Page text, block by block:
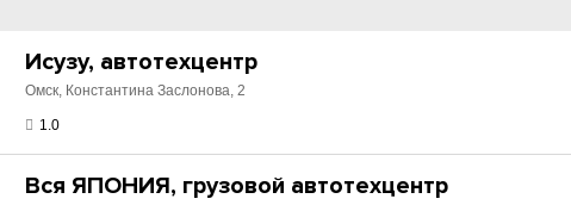
Исузу, автотехцентр
Омск, Константина Заслонова, 2
1.0
Вся ЯПОНИЯ, грузовой автотехцентр